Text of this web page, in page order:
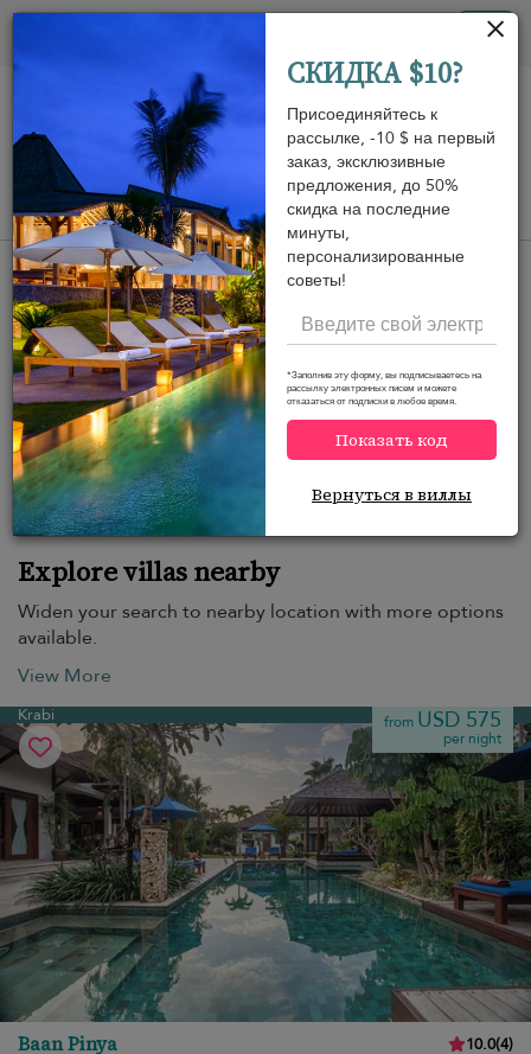
View on map
Would you like more options?
We’ve found some great alternatives below that
might interest you.
Explore villas nearby
Widen your search to nearby location with more options
available.
View More
Krabi from USD 575
per night
Baan Pinya 10.0(4)
СКИДКА $10?
Присоединяйтесь к
рассылке, -10 $ на первый
заказ, эксклюзивные
предложения, до 50%
скидка на последние
минуты,
персонализированные
советы!
*Заполнив эту форму, вы подписываетесь на
рассылку электронных писем и можете
отказаться от подписки в любое время.
Показать код
Вернуться в виллы
Панель управления cookies